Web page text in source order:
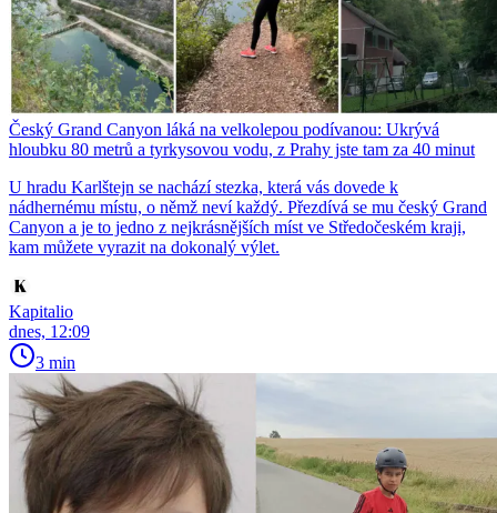
Český Grand Canyon láká na velkolepou podívanou: Ukrývá
hloubku 80 metrů a tyrkysovou vodu, z Prahy jste tam za 40 minut
U hradu Karlštejn se nachází stezka, která vás dovede k
nádhernému místu, o němž neví každý. Přezdívá se mu český Grand
Canyon a je to jedno z nejkrásnějších míst ve Středočeském kraji,
kam můžete vyrazit na dokonalý výlet.
Kapitalio
dnes, 12:09
3 min